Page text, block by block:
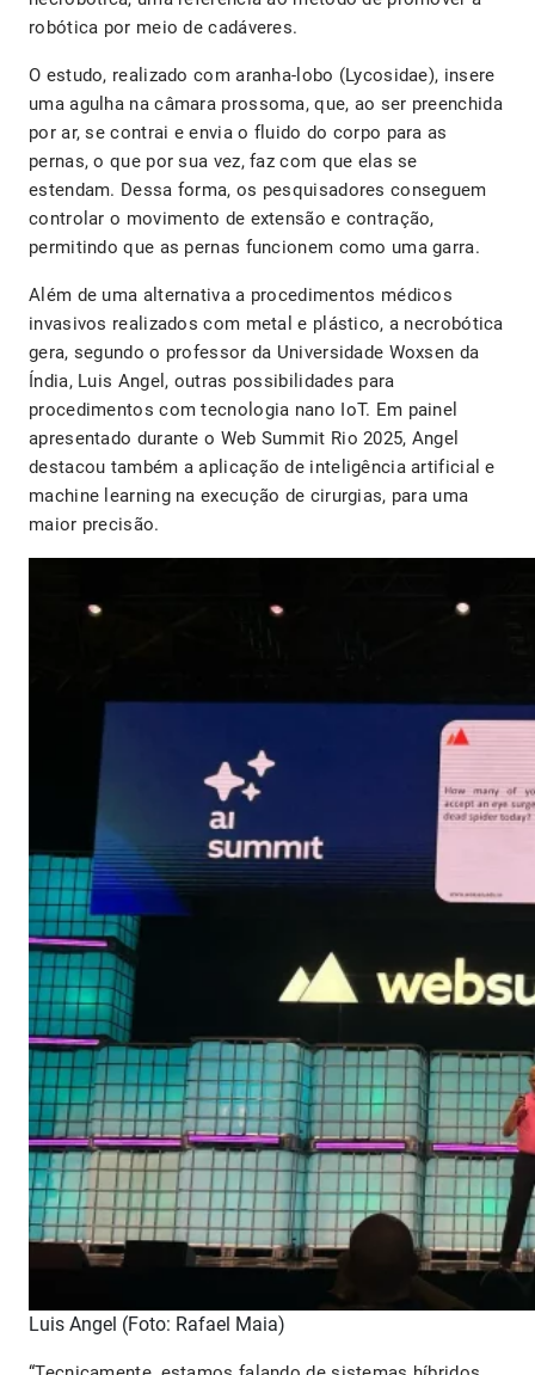
robótica por meio de cadáveres.
O estudo, realizado com aranha-lobo (Lycosidae), insere
uma agulha na câmara prossoma, que, ao ser preenchida
por ar, se contrai e envia o fluido do corpo para as
pernas, o que por sua vez, faz com que elas se
estendam. Dessa forma, os pesquisadores conseguem
controlar o movimento de extensão e contração,
permitindo que as pernas funcionem como uma garra.
Além de uma alternativa a procedimentos médicos
invasivos realizados com metal e plástico, a necrobótica
gera, segundo o professor da Universidade Woxsen da
Índia, Luis Angel, outras possibilidades para
procedimentos com tecnologia nano IoT. Em painel
apresentado durante o Web Summit Rio 2025, Angel
destacou também a aplicação de inteligência artificial e
machine learning na execução de cirurgias, para uma
maior precisão.
Luis Angel (Foto: Rafael Maia)